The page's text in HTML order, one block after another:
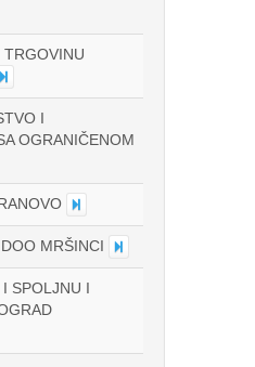
TRGOVINU
I
OGRANIČENOM
MRŠINCI
SPOLJNU I